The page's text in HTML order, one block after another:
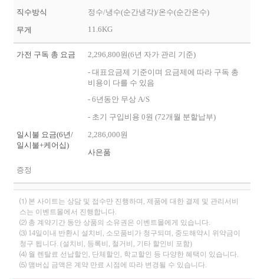
직수방식
정수/냉수(순간냉각)/온수(순간온수)
무게
11.6KG
가전 구독 총 요금
2,296,800원(6년 자가 관리 기준)
- 대표요금제 기준이며 요금제에 따라 구독 총
비용이 다를 수 있음
- 6년동안 무상 A/S
- 초기 구입비용 0원 (72개월 분할납부)
일시불 요금(6년/
일시불+케어십)
2,286,000원
사은품
증정
⑴ 본 사이트는 상담 및 접수만 진행하며, 제품에 대한 결제 및 관리서비
스는 이벤트몰에서 진행합니다.
⑵ 총 계약기간 동안 상품의 소유권은 이벤트몰에게 있습니다.
⑶ 14일이내 반환시 설치비, 소모품비가 청구되며, 중도해약시 위약금이
청구 됩니다. (설치비, 등록비, 철거비, 기타 할인비 포함)
⑷ 월 렌탈료 선납할인, 단체할인, 학교할인 등 다양한 혜택이 있습니다.
⑸ 맴버십 금액은 계약 만료 시점에 따라 변경될 수 있습니다.